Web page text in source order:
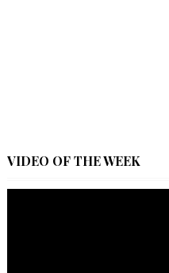
VIDEO OF THE WEEK